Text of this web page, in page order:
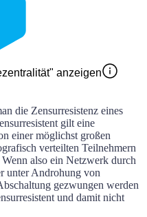
anzeigen
die Zensurresistenz eines
gilt eine
einer möglichst großen
verteilten Teilnehmern
also ein Netzwerk durch
unter Androhung von
gezwungen werden
und damit nicht